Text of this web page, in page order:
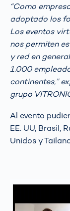
“Como
adoptado los
Los eventos
nos permiten
y red en
1.000
continentes,”
grupo
Al evento
EE. UU, Brasil,
Unidos y